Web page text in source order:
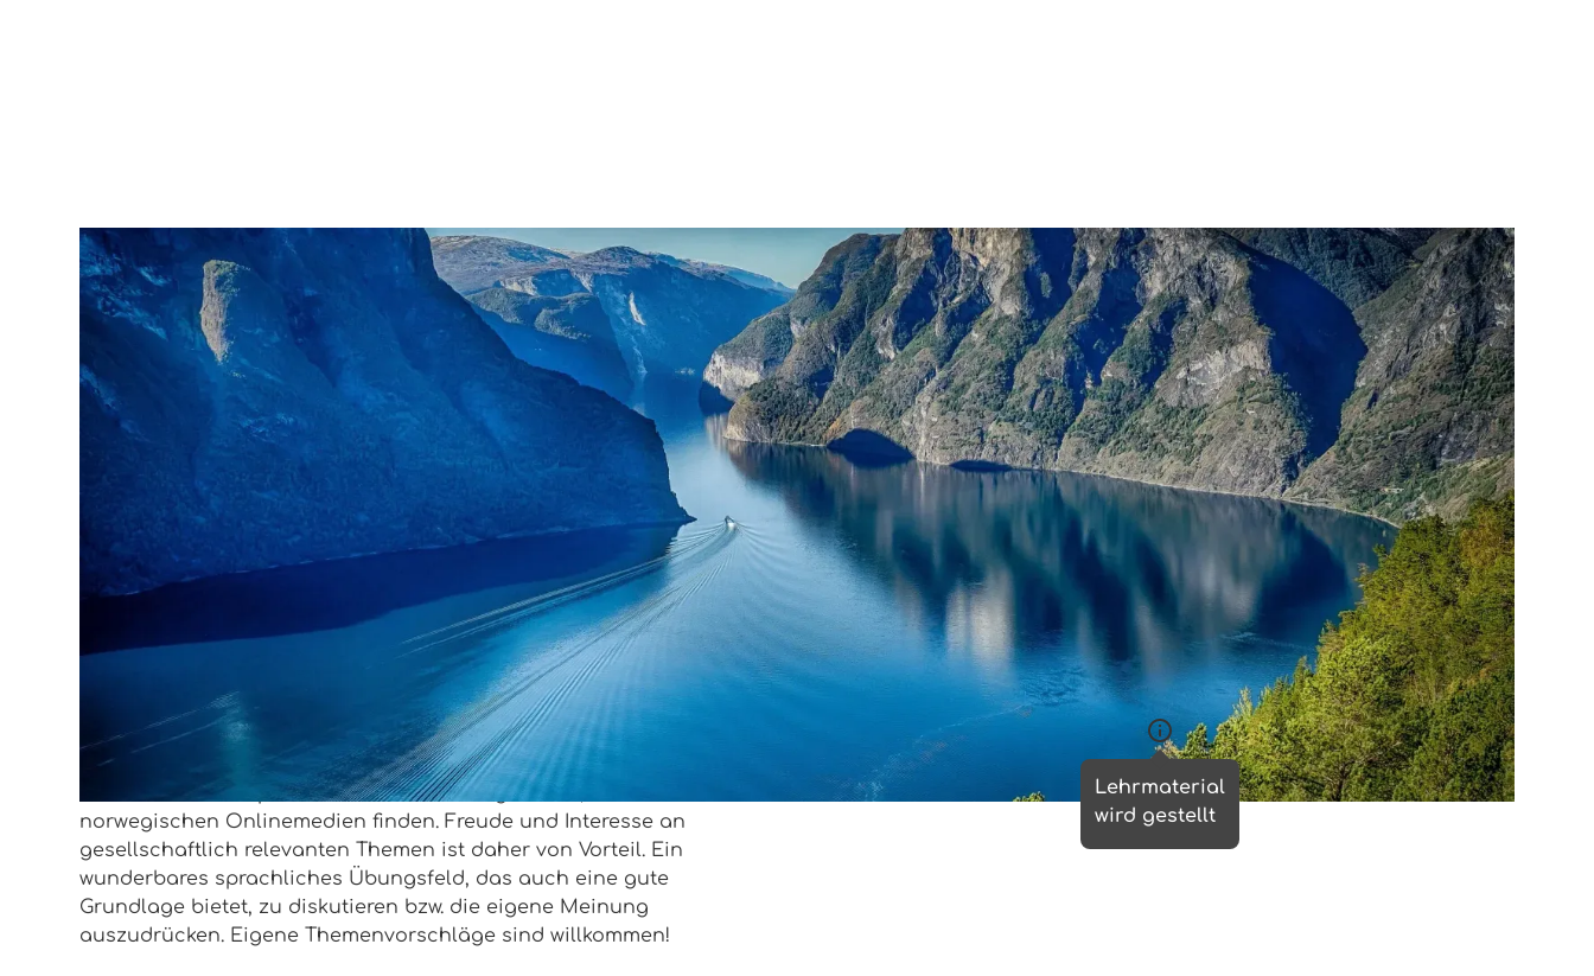
Norwegisch
263NBB2x01
Fortgeschrittene mit fundierten Kenntnissen
Themenkurse
Lektüre: Zeitungsartikel
Start:
Anna S.
Erfahre mehr über mich
Wir lesen und besprechen aktuelle Zeitungsartikel, die wir in
norwegischen Onlinemedien finden. Freude und Interesse an
gesellschaftlich relevanten Themen ist daher von Vorteil. Ein
wunderbares sprachliches Übungsfeld, das auch eine gute
Grundlage bietet, zu diskutieren bzw. die eigene Meinung
auszudrücken. Eigene Themenvorschläge sind willkommen!
Kein Unterricht am 23.9., 14.10., 4.11., 11.11.
Mi 10:30-11:45
4 TN:174 €
3 TN:232 €
2 TN:
348 € (findet nur auf Anfrage statt)
Lehrmaterial wird gestellt
Lehrmaterial
wird gestellt
Umfang: M 8x75 min.